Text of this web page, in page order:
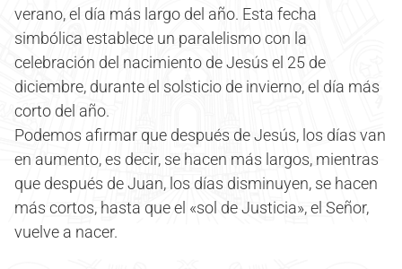
verano, el día más largo del año. Esta fecha
simbólica establece un paralelismo con la
celebración del nacimiento de Jesús el 25 de
diciembre, durante el solsticio de invierno, el día más
corto del año.
Podemos afirmar que después de Jesús, los días van
en aumento, es decir, se hacen más largos, mientras
que después de Juan, los días disminuyen, se hacen
más cortos, hasta que el «sol de Justicia», el Señor,
vuelve a nacer.